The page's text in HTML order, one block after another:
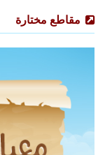
مقاطع مختارة